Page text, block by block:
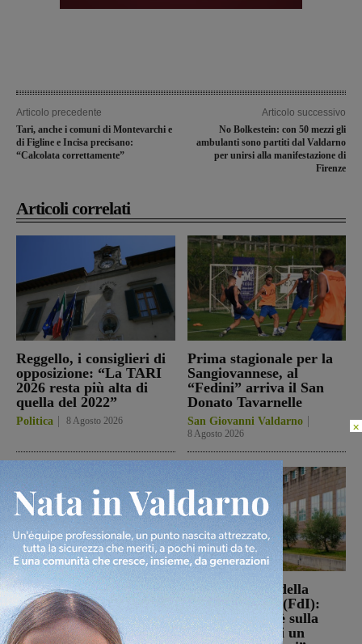
Articolo precedente
Tari, anche i comuni di Montevarchi e
di Figline e Incisa precisano:
“Calcolata correttamente”
Articolo successivo
No Bolkestein: con 50 mezzi gli
ambulanti sono partiti dal Valdarno
per unirsi alla manifestazione di
Firenze
Articoli correlati
Reggello, i consiglieri di
opposizione: “La TARI
2026 resta più alta di
quella del 2022”
Politica 8 Agosto 2026
Prima stagionale per la
Sangiovannese, al
“Fedini” arriva il San
Donato Tavarnelle
San Giovanni Valdarno
8 Agosto 2026
Loro Ciuffenna, squadre
antincendio al lavoro per
un rogo nei boschi
Cronaca 8 Agosto 2026
Punto Nascita della
Gruccia, Tucci (FdI):
“Montevarchi è sulla
giusta strada di un
×